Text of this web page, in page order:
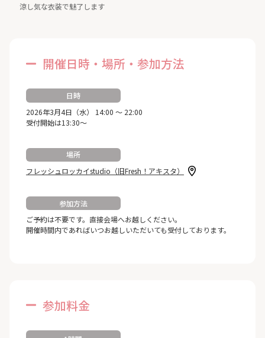
涼し気な衣装で魅了します
開催日時・場所・参加方法
日時
2026年3月4日（水） 14:00 ～ 22:00
受付開始は13:30～
場所
フレッシュロッカイstudio（旧Fresh！アキスタ）
参加方法
ご予約は不要です。直接会場へお越しください。
開催時間内であればいつお越しいただいても受付しております。
参加料金